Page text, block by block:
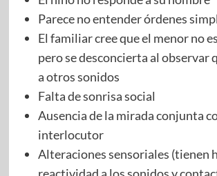
Parece no entender órdenes
El familiar cree que el menor no
pero se desconcierta al observar
a otros sonidos
Falta de sonrisa social
Ausencia de la mirada conjunta
interlocutor
Alteraciones sensoriales (tienen